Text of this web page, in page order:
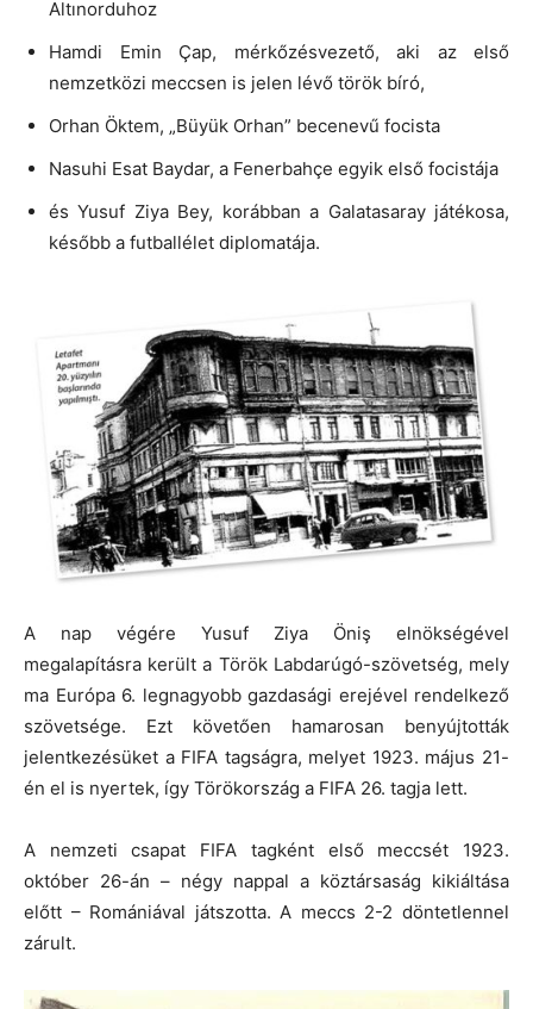
Altınorduhoz
Hamdi Emin Çap, mérkőzésvezető, aki az első
nemzetközi meccsen is jelen lévő török bíró,
Orhan Öktem, „Büyük Orhan” becenevű focista
Nasuhi Esat Baydar, a Fenerbahçe egyik első focistája
és Yusuf Ziya Bey, korábban a Galatasaray játékosa,
később a futballélet diplomatája.
A nap végére Yusuf Ziya Öniş elnökségével
megalapításra került a Török Labdarúgó-szövetség, mely
ma Európa 6. legnagyobb gazdasági erejével rendelkező
szövetsége. Ezt követően hamarosan benyújtották
jelentkezésüket a FIFA tagságra, melyet 1923. május 21-
én el is nyertek, így Törökország a FIFA 26. tagja lett.
A nemzeti csapat FIFA tagként első meccsét 1923.
október 26-án – négy nappal a köztársaság kikiáltása
előtt – Romániával játszotta. A meccs 2-2 döntetlennel
zárult.